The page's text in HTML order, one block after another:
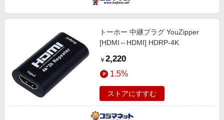
トーホー 中継プラグ YouZipper
[HDMI⇔HDMI] HDRP-4K
￥ 2,220
1.5%
ストアにすすむ